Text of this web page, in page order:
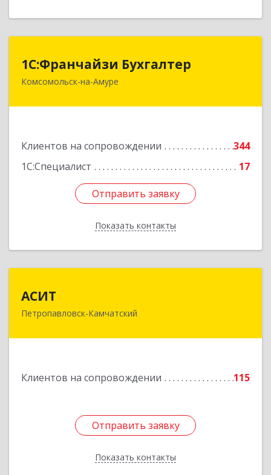
1С:Франчайзи Бухгалтер
Комсомольск-на-Амуре
Клиентов на сопровождении
344
1С:Специалист
17
Отправить заявку
Показать контакты
1С:Франчайзи Бухгалтер
681000, Хабаровский край, Комсомольск-на-
Подробнее
Отправить заявку
Назад
АСИТ
Петропавловск-Камчатский
Клиентов на сопровождении 115
Отправить заявку
Показать контакты
683031, Камчатский край, Петропавловск-
Подробнее
Отправить заявку
Назад